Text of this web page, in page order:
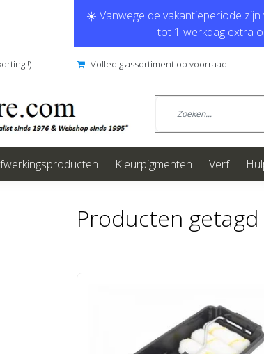
☀️ Vanwege de vakantieperiode
tot 1 werkdag extra
!) Volledig assortiment op voorraad
Kleurpigmenten Verf
Producten